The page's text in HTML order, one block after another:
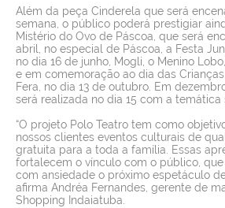
Além da peça Cinderela que será
semana, o público poderá prestigiar
Mistério do Ovo de Páscoa, que será
abril, no especial de Páscoa, a Festa
no dia 16 de junho, Mogli, o Menino
e em comemoração ao dia das
Fera, no dia 13 de outubro. Em
será realizada no dia 15 com a
“O projeto Polo Teatro tem como
nossos clientes eventos culturais de
gratuita para a toda a família. Essas
fortalecem o vínculo com o público,
com ansiedade o próximo espetáculo
afirma Andréa Fernandes, gerente de
Shopping Indaiatuba.